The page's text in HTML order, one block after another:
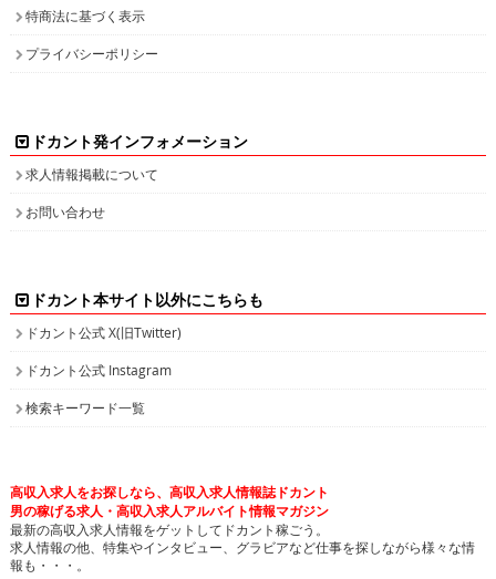
求人情報掲載について
ドカント公式 X(旧Twitter)
検索キーワード一覧
高収入求人をお探しなら、高収入求人情報誌ドカント
男の稼げる求人・高収入求人アルバイト情報マガジン
最新の高収入求人情報をゲットしてドカント稼ごう。
高収入バイトの求人情報ならお任せください！
ドカントでは、エリア別・業種別に高収入バイト情報を幅広く掲載しております。
注目のピックアップ求人も定期的に更新して参りますので、是非チェックしてみてください。
日払いや即決求人、また社員登用ありなど、働き方・目的に合わせて高収入バイトを検索してい
ただけます。接客が好き！という方や、コツコツ集中するのが得意！等、自分の長所にあった業